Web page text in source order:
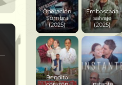
Operación
Sombra
(2025)
Emboscada
salvaje
(2025)
Bendito